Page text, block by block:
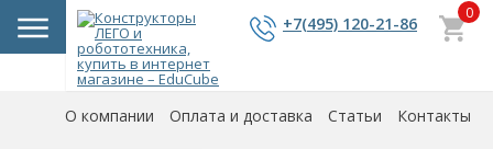
+7(495) 120-21-86
0
О компании Оплата и доставка Статьи Контакты